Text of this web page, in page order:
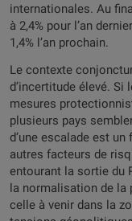
internationales. Au
à 2,4% pour l’an
1,4% l’an prochain.
Le contexte
d’incertitude élevé.
mesures
plusieurs pays
d’une escalade est
autres facteurs de
entourant la sortie du
la normalisation de la
celle à venir dans la